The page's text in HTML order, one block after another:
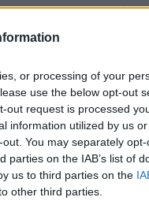
or processing of your
use the below opt-out
out request is processed
information utilized by us
You may separately
on the IAB’s list of
us to third parties on the
other third parties.
λαός
για την
αλλά
ο
τις κοινές